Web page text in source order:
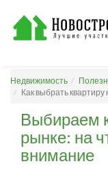
Недвижимость
Как выбрать
Выбираем
рынке: на
внимание